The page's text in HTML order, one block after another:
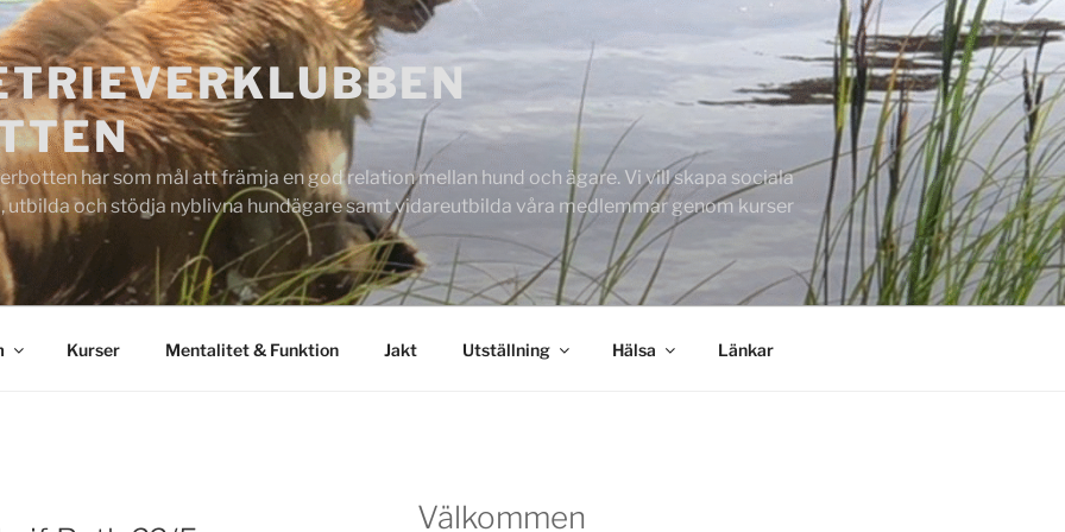
har som mål att främja en god relation mellan hund och ägare. Vi vill skapa sociala
och stödja nyblivna hundägare samt vidareutbilda våra medlemmar genom kurser
Kurser Mentalitet & Funktion Jakt Utställning Hälsa Länkar
Välkommen